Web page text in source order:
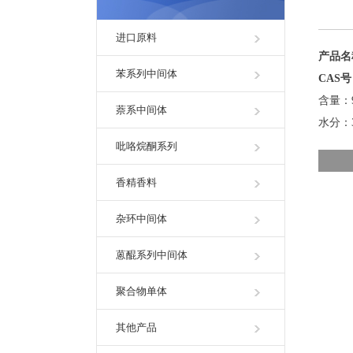
进口原料
苯系列中间体
萘系中间体
吡咯烷酮系列
香精香料
杂环中间体
蒽醌系列中间体
聚合物单体
其他产品
产品
CAS
含量
水分